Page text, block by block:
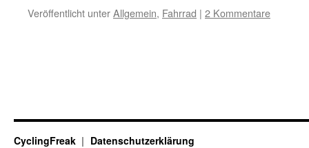
Veröffentlicht unterAllgemein, Fahrrad | 2 Kommentare
CyclingFreak Datenschutzerklärung